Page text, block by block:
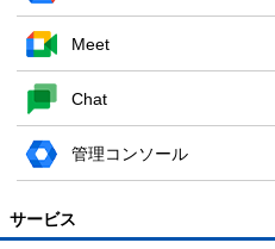
Meet
Chat
管理コンソール
サービス